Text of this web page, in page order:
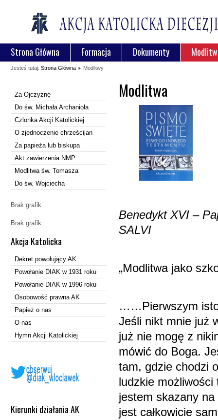
Strona Główna Formacja Dokumenty
Jesteś tutaj: Strona Główna Modlitwy
Za Ojczyznę
Do św. Michała Archanioła
Czlonka Akcji Katolickiej
O zjednoczenie chrześcijan
Za papieża lub biskupa
Akt zawierzenia NMP
Modlitwa św. Tomasza
Do św. Wojciecha
Brak grafik
Brak grafik
Akcja Katolicka
Dekret powołujący AK
Powołanie DIAK w 1931 roku
Powołanie DIAK w 1996 roku
Osobowość prawna AK
Papież o nas
O nas
Hymn Akcji Katolickiej
Kierunki działania AK
Modlitwa
Benedykt XVI –
„Modlitwa jako
……Pierwszym
Jeśli nikt mnie już
już nie mogę z
mówić do Boga.
tam, gdzie chodzi
ludzkie
jestem skazany
jest całkowicie